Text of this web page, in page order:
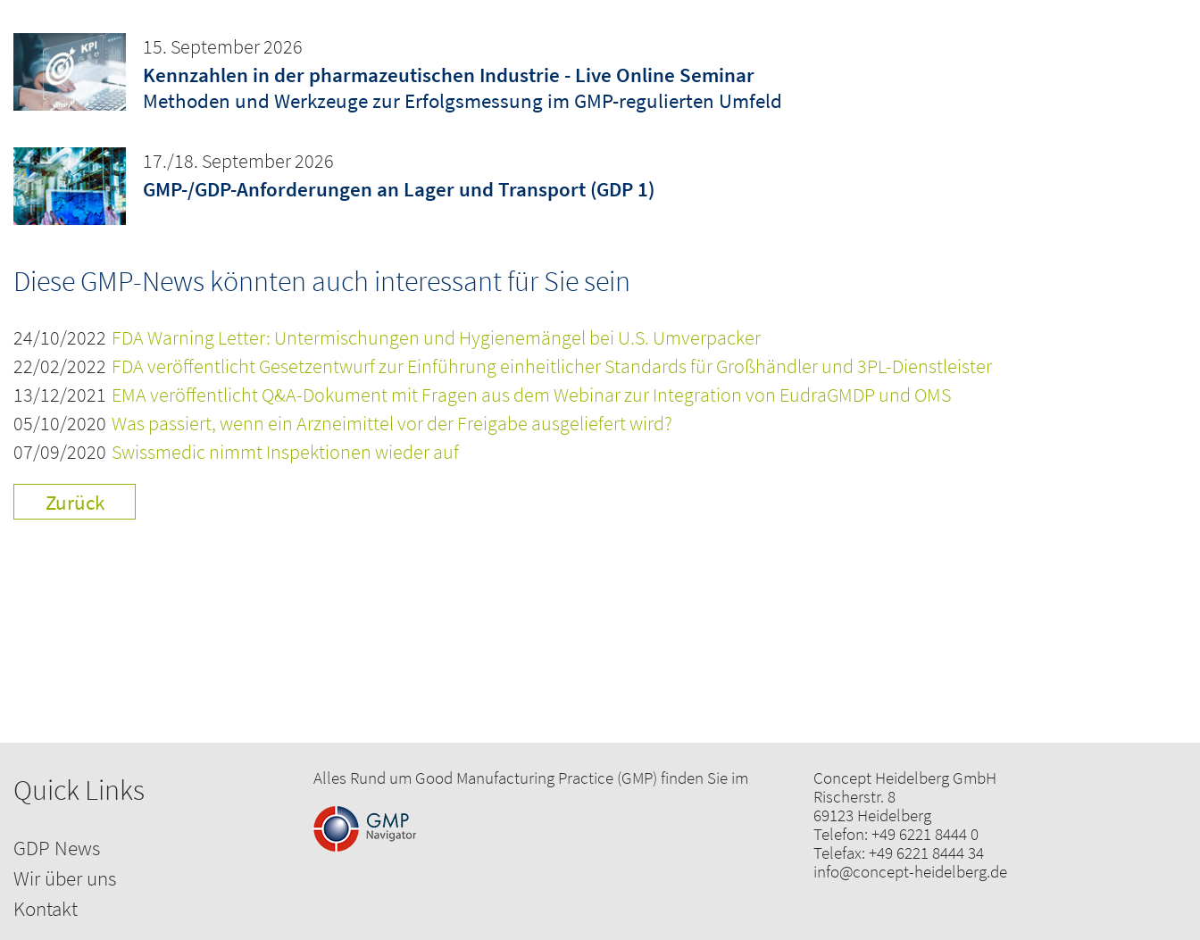
15. September 2026
Kennzahlen in der pharmazeutischen Industrie - Live Online Seminar
Methoden und Werkzeuge zur Erfolgsmessung im GMP-regulierten Umfeld
17./18. September 2026
GMP-/GDP-Anforderungen an Lager und Transport (GDP 1)
Diese GMP-News könnten auch interessant für Sie sein
24/10/2022 FDA Warning Letter: Untermischungen und Hygienemängel bei U.S. Umverpacker
22/02/2022 FDA veröffentlicht Gesetzentwurf zur Einführung einheitlicher Standards für Großhändler und 3PL-Dienstleister
13/12/2021 EMA veröffentlicht Q&A-Dokument mit Fragen aus dem Webinar zur Integration von EudraGMDP und OMS
05/10/2020 Was passiert, wenn ein Arzneimittel vor der Freigabe ausgeliefert wird?
07/09/2020 Swissmedic nimmt Inspektionen wieder auf
Zurück
Quick Links
GDP News
Wir über uns
Kontakt
Alles Rund um Good Manufacturing Practice (GMP) finden Sie im
Concept Heidelberg GmbH
Rischerstr. 8
69123 Heidelberg
Telefon: +49 6221 8444 0
Telefax: +49 6221 8444 34
info@concept-heidelberg.de